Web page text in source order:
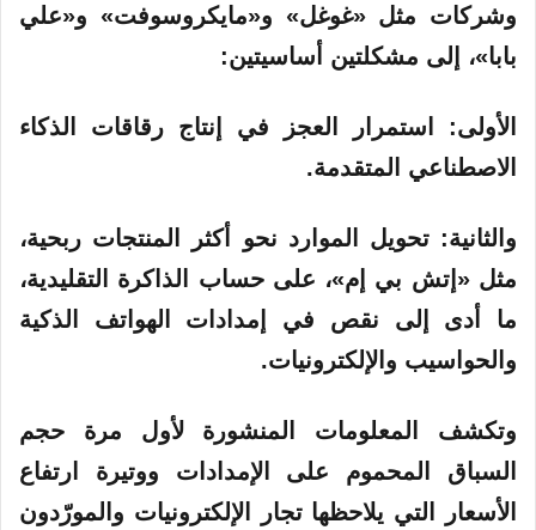
وشركات مثل «غوغل» و«مايكروسوفت» و«علي
بابا»، إلى مشكلتين أساسيتين:
الأولى: استمرار العجز في إنتاج رقاقات الذكاء
الاصطناعي المتقدمة.
والثانية: تحويل الموارد نحو أكثر المنتجات ربحية،
مثل «إتش بي إم»، على حساب الذاكرة التقليدية،
ما أدى إلى نقص في إمدادات الهواتف الذكية
والحواسيب والإلكترونيات.
وتكشف المعلومات المنشورة لأول مرة حجم
السباق المحموم على الإمدادات ووتيرة ارتفاع
الأسعار التي يلاحظها تجار الإلكترونيات والمورّدون